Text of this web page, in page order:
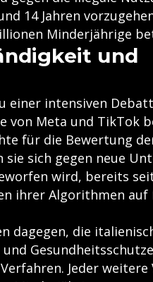
14 Jahren
Minderjährige
und
einer intensiven
von Meta und TikTok
für die Bewertung
sich gegen neue
wird, bereits
ihrer Algorithmen
dagegen, die
Jeder weitere